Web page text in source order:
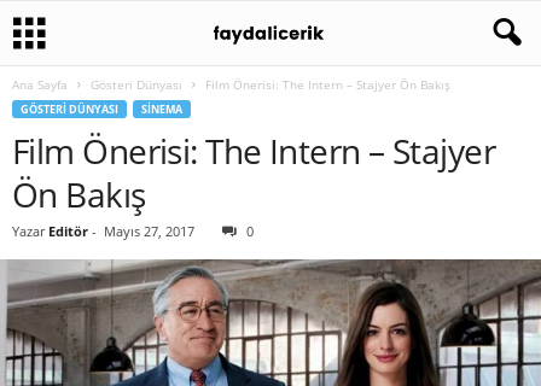
Ana Sayfa Gösteri Dünyası Film Önerisi: The Intern – Stajyer Ön Bakış
GÖSTERI DÜNYASI SINEMA
Film Önerisi: The Intern – Stajyer
Ön Bakış
Yazar Editör - Mayıs 27, 2017 0